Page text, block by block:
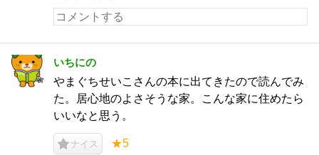
いちにの
やまぐちせいこさんの本に出てきたので読んでみ
た。居心地のよさそうな家。こんな家に住めたら
いいなと思う。
ナイス ★5